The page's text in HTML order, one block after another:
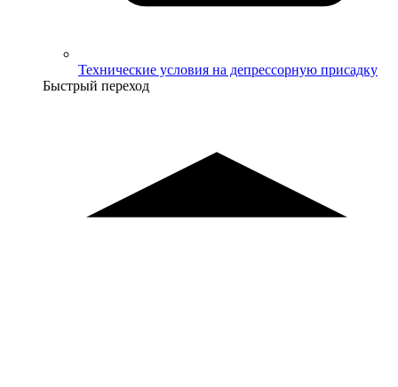
Технические условия на депрессорную присадку
Быстрый переход